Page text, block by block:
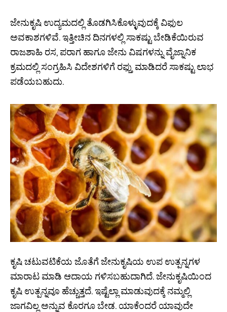
ಜೇನುಕೃಷಿ ಉದ್ಯಮದಲ್ಲಿ ತೊಡಗಿಸಿಕೊಳ್ಳುವುದಕ್ಕೆ ವಿಫುಲ
ಅವಕಾಶಗಳಿವೆ. ಇತ್ತೀಚಿನ ದಿನಗಳಲ್ಲಿ ಸಾಕಷ್ಟು ಬೇಡಿಕೆಯಿರುವ
ರಾಜಶಾಹಿ ರಸ, ಪರಾಗ ಹಾಗೂ ಜೇನು ವಿಷಗಳನ್ನು ವೈಜ್ನಾನಿಕ
ಕ್ರಮದಲ್ಲಿ ಸಂಗ್ರಹಿಸಿ ವಿದೇಶಗಳಿಗೆ ರಫ್ತು ಮಾಡಿದರೆ ಸಾಕಷ್ಟು ಲಾಭ
ಪಡೆಯಬಹುದು.
ಕೃಷಿ ಚಟುವಟಿಕೆಯ ಜೊತೆಗೆ ಜೇನುಕೃಷಿಯ ಉಪ ಉತ್ಪನ್ನಗಳ
ಮಾರಾಟ ಮಾಡಿ ಆದಾಯ ಗಳಿಸಬಹುದಾಗಿದೆ. ಜೇನುಕೃಷಿಯಿಂದ
ಕೃಷಿ ಉತ್ಪನ್ನವೂ ಹೆಚ್ಚುತ್ತದೆ. ಇಷ್ಟೆಲ್ಲಾ ಮಾಡುವುದಕ್ಕೆ ನಮ್ಮಲ್ಲಿ
ಜಾಗವಿಲ್ಲ ಅನ್ನುವ ಕೊರಗೂ ಬೇಡ. ಯಾಕೆಂದರೆ ಯಾವುದೇ